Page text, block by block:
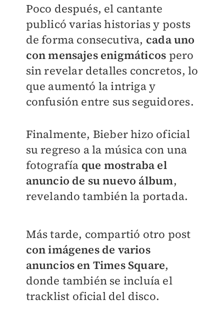
Poco después, el cantante
publicó varias historias y posts
de forma consecutiva, cada uno
con mensajes enigmáticos pero
sin revelar detalles concretos, lo
que aumentó la intriga y
confusión entre sus seguidores.
Finalmente, Bieber hizo oficial
su regreso a la música con una
fotografía que mostraba el
anuncio de su nuevo álbum,
revelando también la portada.
Más tarde, compartió otro post
con imágenes de varios
anuncios en Times Square,
donde también se incluía el
tracklist oficial del disco.